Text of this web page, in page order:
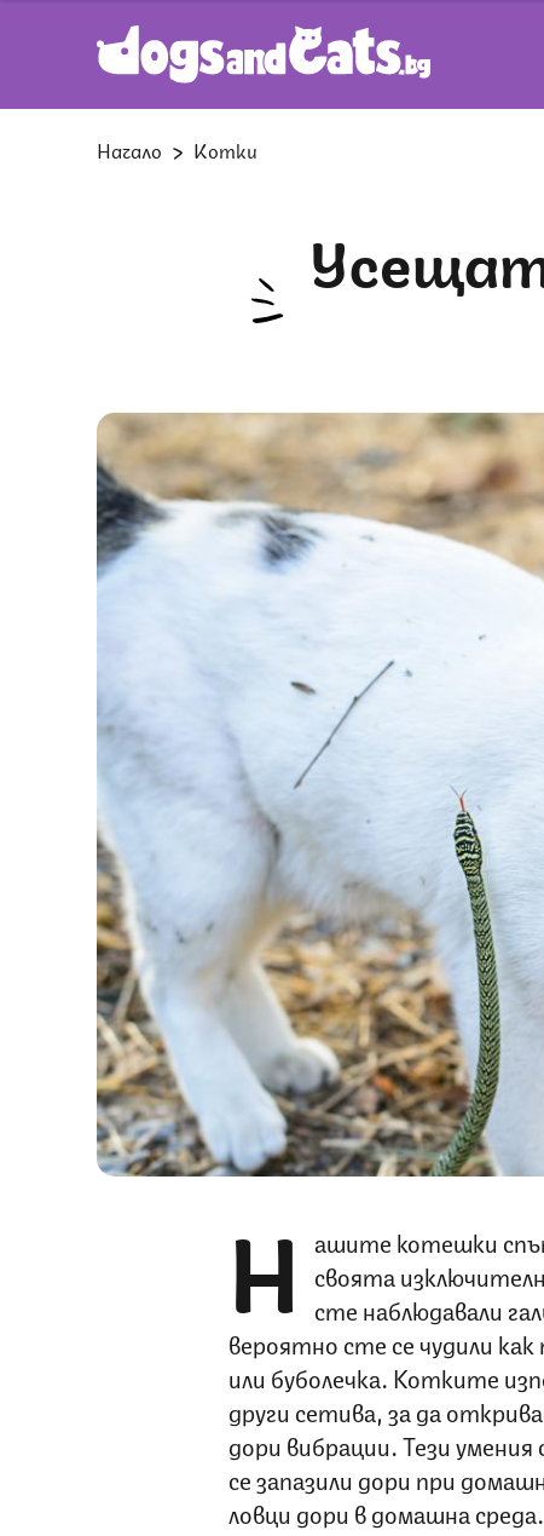
Начало Котки
Усещат ли котките, ако има змия
Н
ашите котешки
своята
сте наблюдавали
вероятно сте се чудили
или буболечка. Котките
други сетива, за да
дори вибрации. Тези
се запазили дори при
ловци дори в домашна среда.